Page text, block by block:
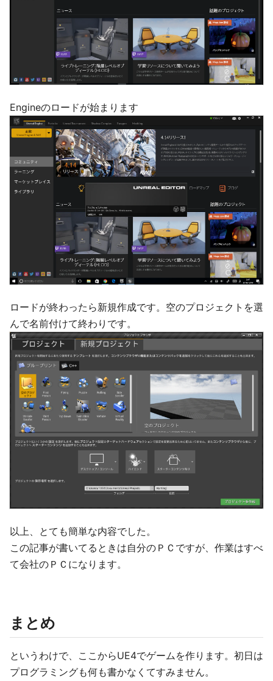
Engineのロードが始まります
ロードが終わったら新規作成です。空のプロジェクトを選
んで名前付けて終わりです。
以上、とても簡単な内容でした。
この記事が書いてるときは自分のＰＣですが、作業はすべ
て会社のＰＣになります。
まとめ
というわけで、ここからUE4でゲームを作ります。初日は
プログラミングも何も書かなくてすみません。